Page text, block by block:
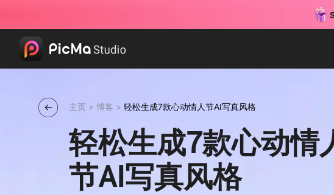
主页 > 博客 > 轻松生成7款心动情人节AI写真风格
轻松生成7款心动情
节AI写真风格